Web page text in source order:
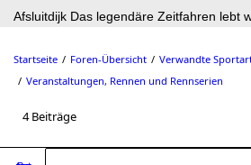
Afsluitdijk Das legendäre Zeitfahren lebt
Startseite Foren-Übersicht Verwandte
Veranstaltungen, Rennen und Rennserien
4 Beiträge